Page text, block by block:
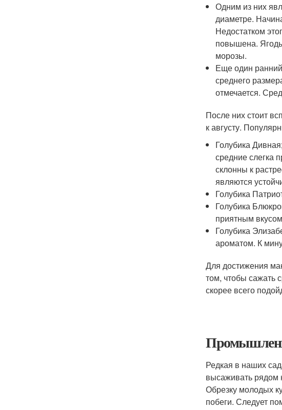
Одним из них
диаметре.
Недостатком
повышена. Ягоды
морозы.
Еще один
среднего
отмечается.
После них стоит
к августу.
Голубика
средние слегка
склонны к
являются
Голубика
Голубика
приятным
Голубика
ароматом. К
Для достижения
том, чтобы сажать
скорее всего
Редкая в наших
высаживать рядом
Обрезку молодых
побеги. Следует